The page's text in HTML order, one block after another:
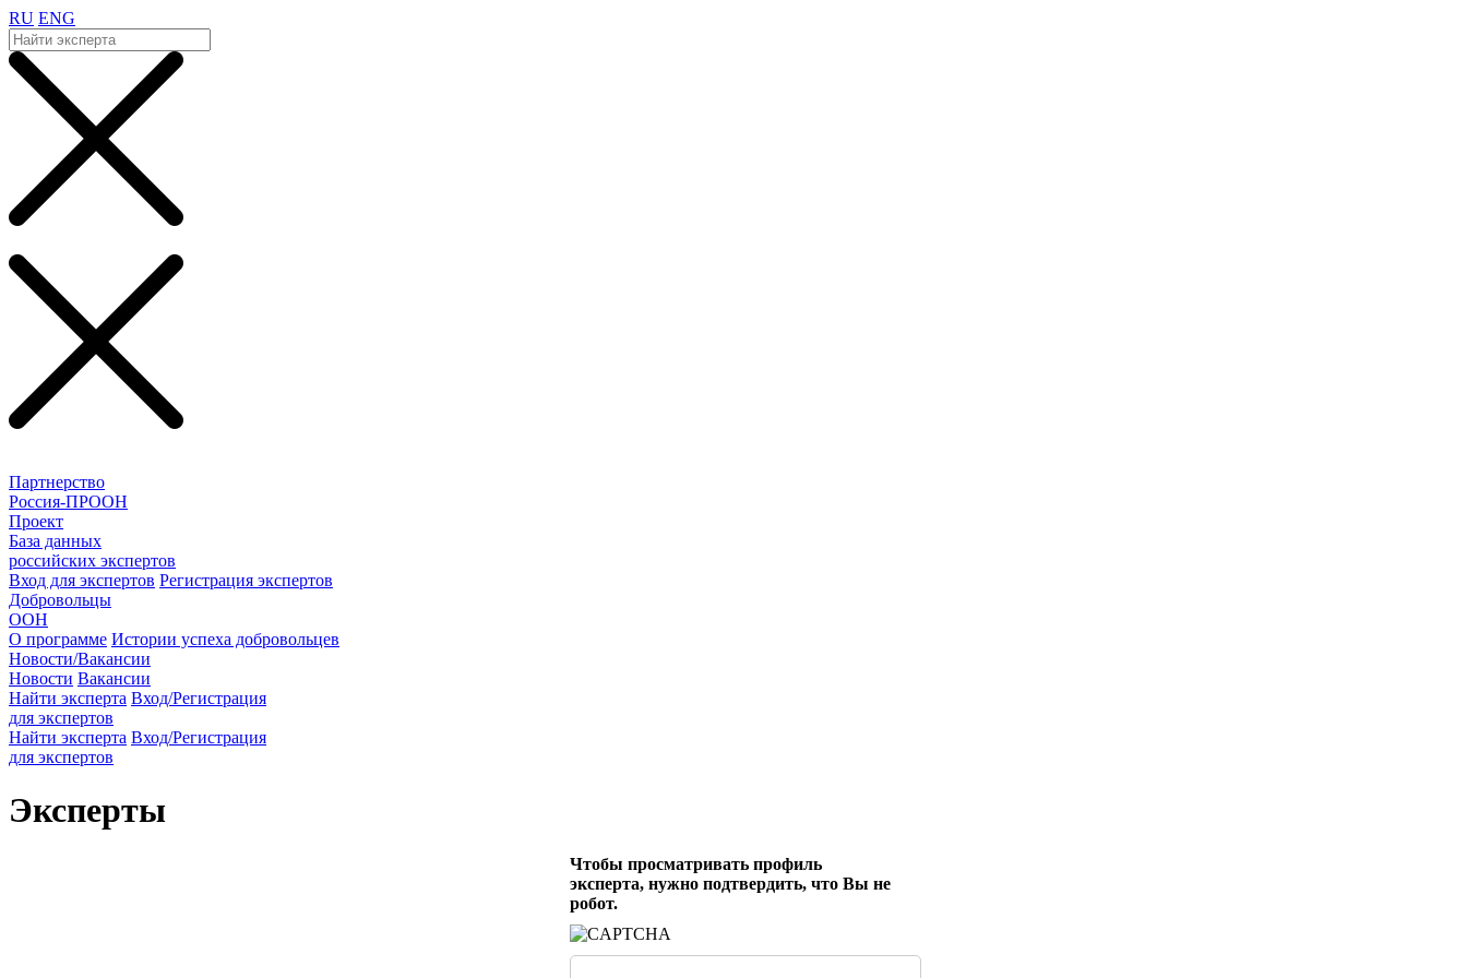
RU ENG
Партнерство
Россия-ПРООН
Проект
База данных
российских экспертов
Вход для экспертов Регистрация экспертов
Добровольцы
ООН
О программе Истории успеха добровольцев
Новости/Вакансии
Новости Вакансии
Найти эксперта Вход/Регистрация
для экспертов
Найти эксперта Вход/Регистрация
для экспертов
Эксперты
Чтобы просматривать профиль
эксперта, нужно подтвердить, что Вы не
робот.